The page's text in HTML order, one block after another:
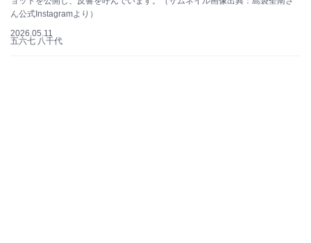
ん公式Instagramより）
2026.05.11
五六七 八千代